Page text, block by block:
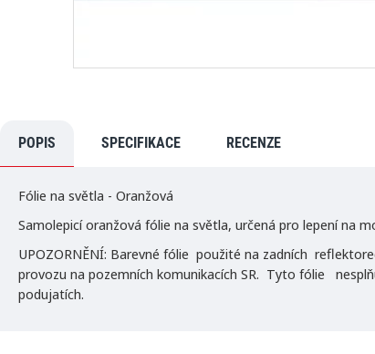
POPIS SPECIFIKACE RECENZE
Fólie na světla - Oranžová
Samolepicí oranžová fólie na světla, určená pro lepení na
UPOZORNĚNÍ: Barevné fólie použité na zadních
provozu na pozemních komunikacích SR. Tyto fólie
podujatích.